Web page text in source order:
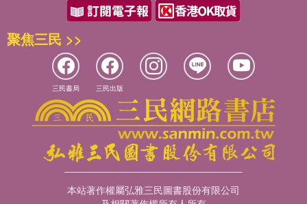
聚焦三民 >>
三民書局 三民出版
本站著作權屬弘雅三民圖書股份有限公司